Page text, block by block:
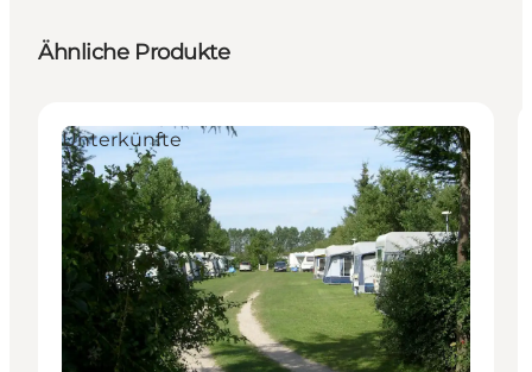
Ähnliche Produkte
Unterkünfte